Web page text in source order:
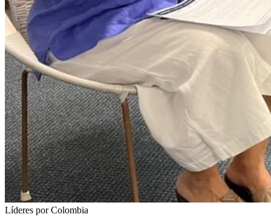
Líderes por Colombia